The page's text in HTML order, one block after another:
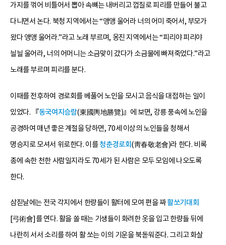
가지를 꺾어 비틀어서 뽑아 속뼈는 내버리고 껍질로 피리를 만들어 불고
다니면서 논다. 북청 지역에서는 “앵앵 울어라 너의 어미 죽어서, 부모가
왔다 앵앵 울어라.”라고 노래 부르며, 옹진 지역에서는 “피리야 피리야
늴늴 울어라, 너의 어머니는 소금맞이 갔다가 소금물에 빠져죽었다.”라고
노래를 부르며 피리를 분다.
이때를 전후하여 경로회를 베풀어 노인을 모시고 음식을 대접하는 일이
있었다. 『동국여지승람(東國輿地勝覽)』에 보면, 강릉 풍속에 노인을
공경하여 매년 좋은 계절을 당하면, 70세 이상의 노인들을 청해서
명승지로 모셔서 위로한다. 이를청춘경로회(靑春敬老會)라 한다. 비록
종에 속한 천한 사람일지라도 70세가 된 사람은 모두 모임에 나오도록
한다.
삼짇날에는 전국 각지에서 한량들이 활터에 모여 편을 짜활쏘기대회
[弓術會]를 연다. 활을 쏠 때는 기생들이 화려한 옷을 입고 한량들 뒤에
나란히 서서 소리를 하여 활 쏘는 이의 기운을 북돋워준다. 그리고 화살